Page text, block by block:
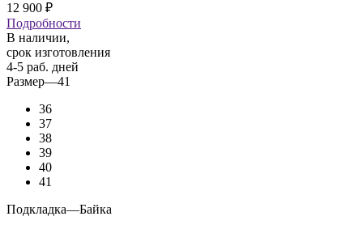
12 900 ₽
Подробности
В наличии,
срок изготовления
4-5 раб. дней
Размер—41
36
37
38
39
40
41
Подкладка—Байка